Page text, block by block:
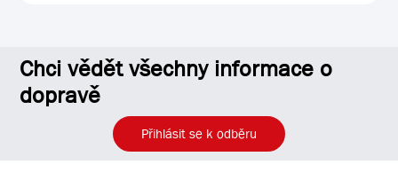
Chci vědět všechny informace o
dopravě
Přihlásit se k odběru